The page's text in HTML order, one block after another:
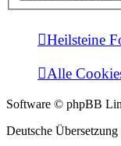
Heilsteine
Alle
Software © phpBB
Deutsche Übersetzung